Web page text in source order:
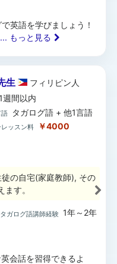
英語を学びましょう！
... もっと見る
生 フィリピン 人
週間以内
タガログ語 + 他1言語
ッスン料 ￥4000
の自宅(家庭教師), その
ます。
タガログ語講師経験 1年～2年
会話を習得できるよ